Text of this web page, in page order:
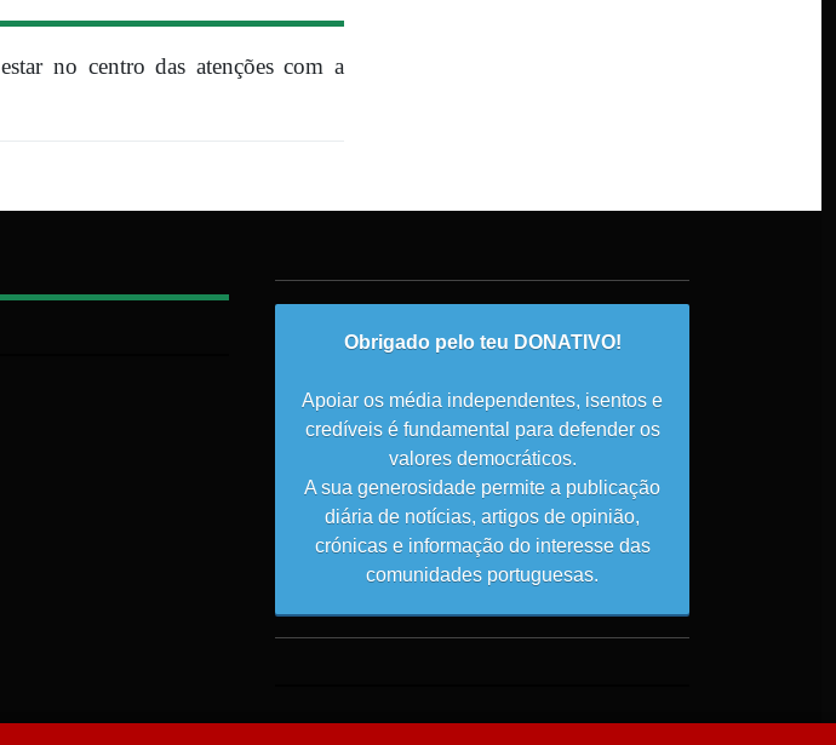
no centro das atenções com a
Obrigado pelo teu DONATIVO!
Apoiar os média independentes, isentos e
credíveis é fundamental para defender os
valores democráticos.
A sua generosidade permite a publicação
diária de notícias, artigos de opinião,
crónicas e informação do interesse das
comunidades portuguesas.